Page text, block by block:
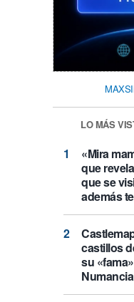
LO MÁS
«Mira
que
que se
además
castillos
su